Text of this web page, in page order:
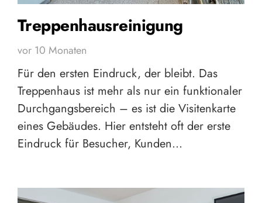
Treppenhausreinigung
vor 10 Monaten
Für den ersten Eindruck, der bleibt. Das
Treppenhaus ist mehr als nur ein funktionaler
Durchgangsbereich – es ist die Visitenkarte
eines Gebäudes. Hier entsteht oft der erste
Eindruck für Besucher, Kunden…